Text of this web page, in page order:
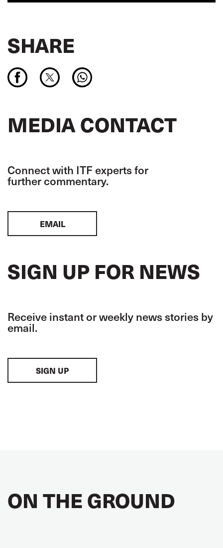
SHARE
MEDIA CONTACT
Connect with ITF experts for
further commentary.
EMAIL
SIGN UP FOR NEWS
Receive instant or weekly news stories by
email.
SIGN UP
ON THE GROUND